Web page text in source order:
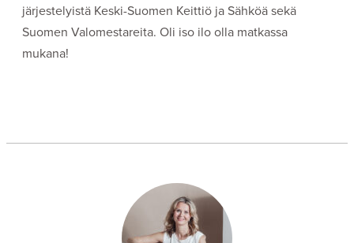
järjestelyistä Keski-Suomen Keittiö ja Sähköä sekä
Suomen Valomestareita. Oli iso ilo olla matkassa
mukana!